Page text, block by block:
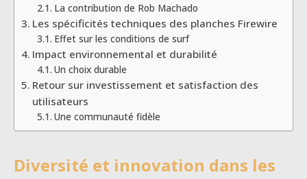
La contribution de Rob Machado
Les spécificités techniques des planches Firewire
Effet sur les conditions de surf
Impact environnemental et durabilité
Un choix durable
Retour sur investissement et satisfaction des
utilisateurs
Une communauté fidèle
Diversité et innovation dans les